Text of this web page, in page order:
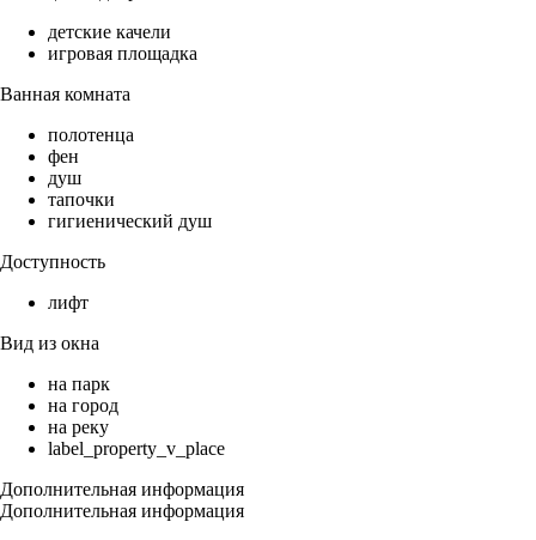
детские качели
игровая площадка
Ванная комната
полотенца
фен
душ
тапочки
гигиенический душ
Доступность
лифт
Вид из окна
на парк
на город
на реку
label_property_v_place
Дополнительная информация
Дополнительная информация